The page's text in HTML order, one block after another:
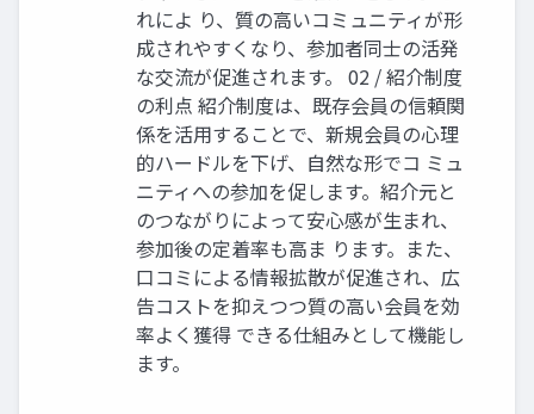
れによ り、質の高いコミュニティが形
成されやすくなり、参加者同士の活発
な交流が促進されます。 02 / 紹介制度
の利点 紹介制度は、既存会員の信頼関
係を活用することで、新規会員の心理
的ハードルを下げ、自然な形でコ ミュ
ニティへの参加を促します。紹介元と
のつながりによって安心感が生まれ、
参加後の定着率も高ま ります。また、
口コミによる情報拡散が促進され、広
告コストを抑えつつ質の高い会員を効
率よく獲得 できる仕組みとして機能し
ます。